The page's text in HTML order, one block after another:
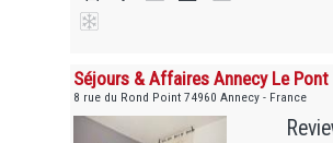
Séjours & Affaires Annecy Le
8 rue du Rond Point 74960 Annecy - France